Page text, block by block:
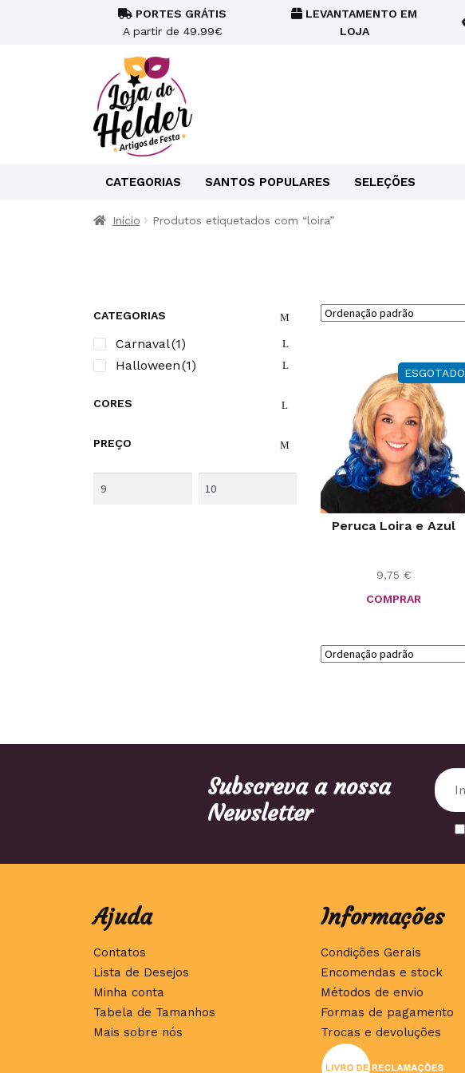
PORTES GRÁTIS
A partir de 49.99€
LEVANTAMENTO EM
LOJA
CATEGORIAS SANTOS POPULARES SELEÇÕES
Início Produtos etiquetados com “loira”
CATEGORIAS
Carnaval(1)
Halloween(1)
CORES
PREÇO
ESGOTADO
Peruca Loira e Azul
9,75 €
COMPRAR
Subscreva a nossa
Newsletter
Ajuda
Contatos
Lista de Desejos
Minha conta
Tabela de Tamanhos
Mais sobre nós
Informações
Condições Gerais
Encomendas e stock
Métodos de envio
Formas de pagamento
Trocas e devoluções